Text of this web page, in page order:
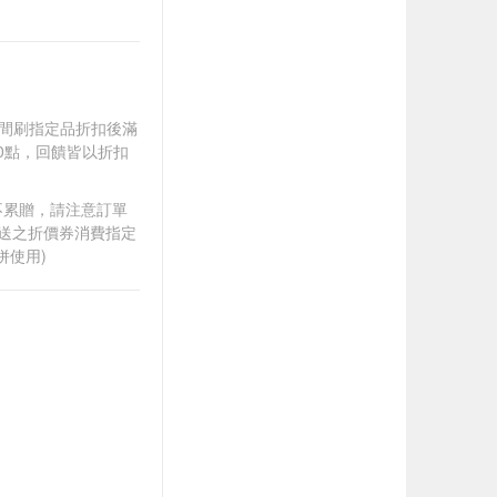
刷指定品折扣後滿
，回饋皆以折扣
贈，請注意訂單
之折價券消費指定
使用)